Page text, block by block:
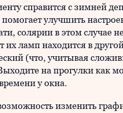
справится с зимней
улучшить
солярии в этом случае
их ламп находится в
(что, учитывая
на прогулки как
у окна.
изменить